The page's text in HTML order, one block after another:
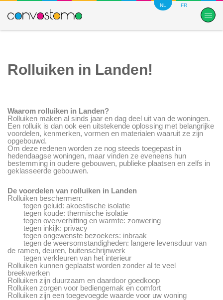
NL FR
Rolluiken in Landen!
Waarom rolluiken in Landen?
Rolluiken maken al sinds jaar en dag deel uit van de woningen.
Een rolluik is dan ook een uitstekende oplossing met belangrijke
voordelen, kenmerken, vormen en materialen waaruit ze zijn
opgebouwd.
Om deze redenen worden ze nog steeds toegepast in
hedendaagse woningen, maar vinden ze eveneens hun
bestemming in oudere gebouwen, publieke plaatsen en zelfs in
geklasseerde gebouwen.
De voordelen van rolluiken in Landen
Rolluiken beschermen:
tegen geluid: akoestische isolatie
tegen koude: thermische isolatie
tegen oververhitting en warmte: zonwering
tegen inkijk: privacy
tegen ongewenste bezoekers: inbraak
tegen de weersomstandigheden: langere levensduur van
de ramen, deuren, buitenschrijnwerk
tegen verkleuren van het interieur
Rolluiken kunnen geplaatst worden zonder al te veel
breekwerken
Rolluiken zijn duurzaam en daardoor goedkoop
Rolluiken zorgen voor bediengemak en comfort
Rolluiken zijn een toegevoegde waarde voor uw woning